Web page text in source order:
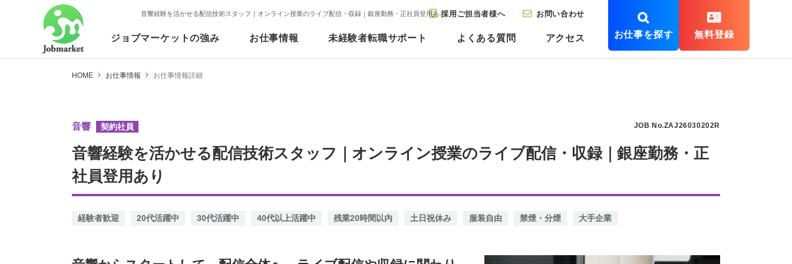
音響経験を活かせる配信技術スタッフ｜オンライン授業のライブ配信・収録｜銀座勤務・正社員登用あり｜東京都中央区
ジョブマーケットの強み お仕事情報 未経験者転職サポート よくある質問 アクセス
採用ご担当者様へ お問い合わせ
お仕事を探す 無料登録
HOME お仕事情報 お仕事情報詳細
JOB No.ZAJ26030202R
音響 契約社員
音響経験を活かせる配信技術スタッフ｜オンライン授業のライブ配信・収録｜銀座勤務・正
社員登用あり
経験者歓迎 20代活躍中 30代活躍中 40代以上活躍中 残業20時間以内 土日祝休み 服装自由 禁煙・分煙 大手企業